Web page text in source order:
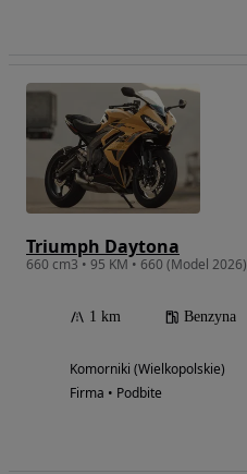
Triumph Daytona
660 cm3 • 95 KM • 660 (Model 2026)
1 km Benzyna
Komorniki (Wielkopolskie)
Firma • Podbite